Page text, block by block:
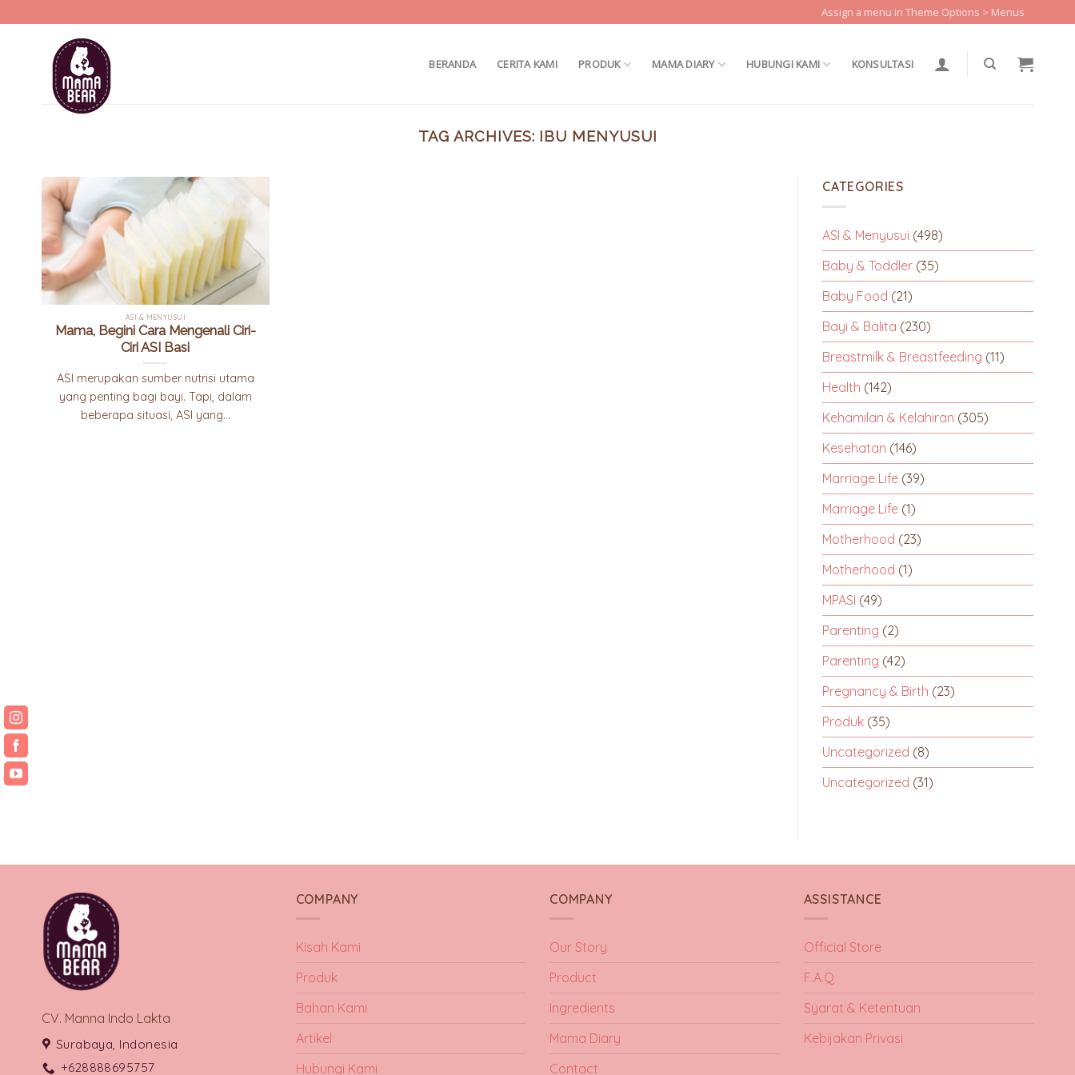
Assign a menu in Theme Options > Menus
BERANDA CERITA KAMI PRODUK MAMA DIARY HUBUNGI KAMI KONSULTASI
TAG ARCHIVES: IBU MENYUSUI
ASI & MENYUSUI
Mama, Begini Cara Mengenali Ciri-
Ciri ASI Basi
ASI merupakan sumber nutrisi utama
yang penting bagi bayi. Tapi, dalam
beberapa situasi, ASI yang...
CATEGORIES
ASI & Menyusui (498)
Baby & Toddler (35)
Baby Food (21)
Bayi & Balita (230)
Breastmilk & Breastfeeding (11)
Health (142)
Kehamilan & Kelahiran (305)
Kesehatan (146)
Marriage Life (39)
Marriage Life (1)
Motherhood (23)
Motherhood (1)
MPASI (49)
Parenting (2)
Parenting (42)
Pregnancy & Birth (23)
Produk (35)
Uncategorized (8)
Uncategorized (31)
CV. Manna Indo Lakta
Surabaya, Indonesia
+628888695757
COMPANY
Kisah Kami
Produk
Bahan Kami
Artikel
Hubungi Kami
COMPANY
Our Story
Product
Ingredients
Mama Diary
Contact
ASSISTANCE
Official Store
F.A.Q
Syarat & Ketentuan
Kebijakan Privasi